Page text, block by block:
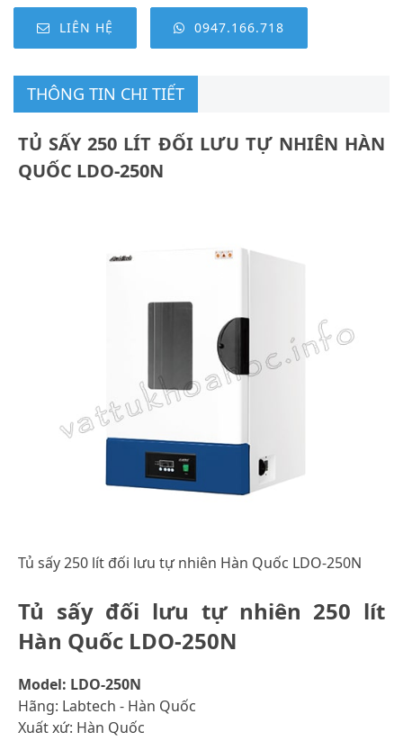
LIÊN HỆ 0947.166.718
THÔNG TIN CHI TIẾT
TỦ SẤY 250 LÍT ĐỐI LƯU TỰ NHIÊN HÀN
QUỐC LDO-250N
Tủ sấy 250 lít đối lưu tự nhiên Hàn Quốc LDO-250N
Tủ sấy đối lưu tự nhiên 250 lít
Hàn Quốc LDO-250N
Model: LDO-250N
Hãng: Labtech - Hàn Quốc
Xuất xứ: Hàn Quốc